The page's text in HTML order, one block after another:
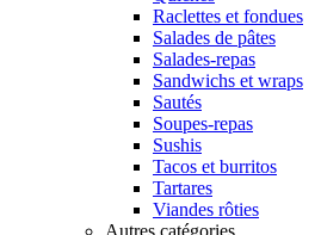
Raclettes et fondues
Salades de pâtes
Salades-repas
Sandwichs et wraps
Sautés
Soupes-repas
Sushis
Tacos et burritos
Tartares
Viandes rôties
Autres catégories